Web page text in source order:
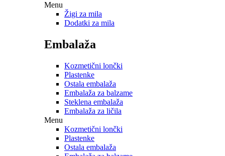
Menu
Žigi za mila
Dodatki za mila
Embalaža
Kozmetični lončki
Plastenke
Ostala embalaža
Embalaža za balzame
Steklena embalaža
Embalaža za ličila
Menu
Kozmetični lončki
Plastenke
Ostala embalaža